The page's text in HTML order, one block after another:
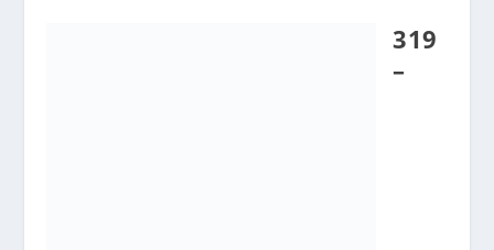
319
–